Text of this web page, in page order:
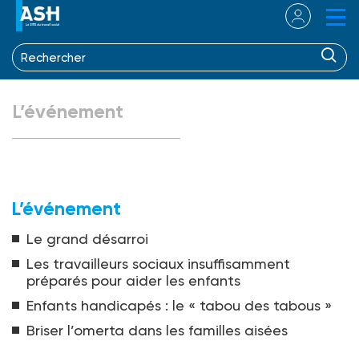
L’événement
L’événement
Le grand désarroi
Les travailleurs sociaux insuffisamment
préparés pour aider les enfants
Enfants handicapés : le « tabou des tabous »
Briser l’omerta dans les familles aisées